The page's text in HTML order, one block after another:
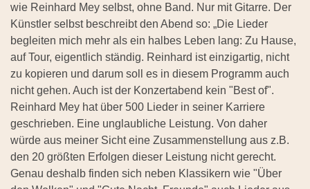
wie Reinhard Mey selbst, ohne Band. Nur mit Gitarre. Der
Künstler selbst beschreibt den Abend so: „Die Lieder
begleiten mich mehr als ein halbes Leben lang: Zu Hause,
auf Tour, eigentlich ständig. Reinhard ist einzigartig, nicht
zu kopieren und darum soll es in diesem Programm auch
nicht gehen. Auch ist der Konzertabend kein "Best of".
Reinhard Mey hat über 500 Lieder in seiner Karriere
geschrieben. Eine unglaubliche Leistung. Von daher
würde aus meiner Sicht eine Zusammenstellung aus z.B.
den 20 größten Erfolgen dieser Leistung nicht gerecht.
Genau deshalb finden sich neben Klassikern wie "Über